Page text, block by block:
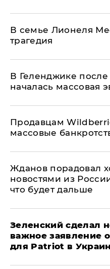
В семье Лионеля
трагедия
В Геленджике
началась массовая
Продавцам
массовые
Жданов порадовал
новостями из
что будет дальше
Зеленский сделал
важное заявление
для Patriot в